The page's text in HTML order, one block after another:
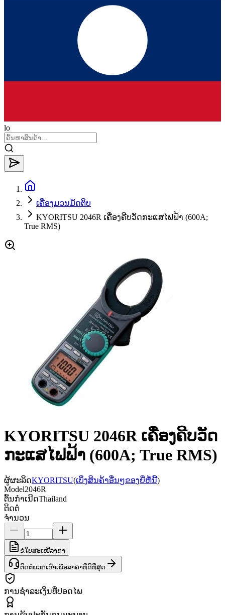
lo
ເຄື່ອງມວນມັດຕິບ
KYORITSU 2046R ເຄື່ອງຄີບວັດກະແສໄຟຟ້າ (600A;
True RMS)
KYORITSU 2046R ເຄື່ອງຄີບວັດ
ກະແສໄຟຟ້າ (600A; True RMS)
ຜູ້ຜະລິດKYORITSU(ເບິ່ງສິນຄ້າອື່ນໆຂອງຍີ່ຫໍ້ນີ້)
Model2046R
ຕົ້ນກຳເນີດThailand
ຕິດຕໍ່
ຈຳນວນ
ຂໍໃບສະເໜີລາຄາ
ຕິດຕໍ່ພວກເຮົາເພື່ອລາຄາທີ່ດີທີ່ສຸດ
ການຊຳລະເງິນທີ່ປອດໄພ